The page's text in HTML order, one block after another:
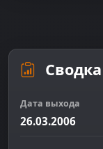
Сводка
Дата выхода
26.03.2006